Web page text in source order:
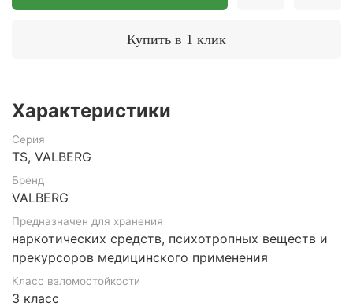
Купить в 1 клик
Характеристики
Серия
TS, VALBERG
Бренд
VALBERG
Предназначен для хранения
наркотических средств, психотропных веществ и
прекурсоров медицинского применения
Класс взломостойкости
3 класс